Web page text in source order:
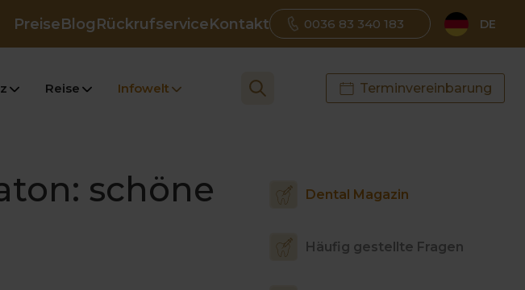
PreiseBlogRückrufserviceKontakt 0036 83 340 183 DE
Reise Infowelt Terminvereinbarung
schöne
Dental Magazin
Häufig gestellte Fragen